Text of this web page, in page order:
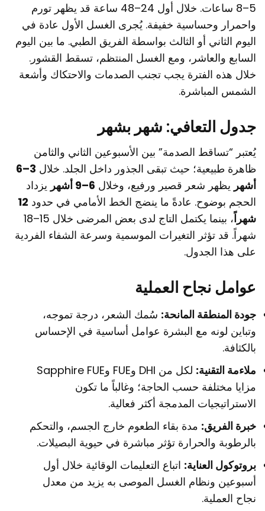
5–8 ساعات. خلال أول 24–48 ساعة قد يظهر تورم
واحمرار وحساسية خفيفة. يُجرى الغسل الأول عادة في
اليوم الثاني أو الثالث بواسطة الفريق الطبي. ما بين اليوم
السابع والعاشر، ومع الغسل المنتظم، تسقط القشور.
خلال هذه الفترة يجب تجنب الصدمات والاحتكاك وأشعة
الشمس المباشرة.
جدول التعافي: شهر بشهر
يُعتبر “تساقط الصدمة” بين الأسبوعين الثاني والثامن
ظاهرة طبيعية؛ حيث تبقى الجذور داخل الجلد. خلال
3–6
أشهر يظهر شعر قصير ورفيع، وخلال 6–9 أشهر
يزداد
الحجم بوضوح. عادةً ما ينضج الخط الأمامي في حدود 12
شهراً
، بينما يكتمل التاج لدى بعض المرضى خلال 15–18
شهراً. قد تؤثر التغيرات الموسمية وسرعة الشفاء الفردية
على هذا الجدول.
عوامل نجاح العملية
جودة المنطقة المانحة: سُمك الشعر، درجة تموجه،
وتباين لونه مع البشرة عوامل أساسية في الإحساس
بالكثافة.
ملاءمة التقنية:
لكل من DHI وFUE وSapphire FUE
مزايا مختلفة حسب الحاجة؛ وغالباً ما تكون
الاستراتيجيات المدمجة أكثر فعالية.
خبرة الفريق: مدة بقاء الطعوم خارج الجسم، والتحكم
بالرطوبة والحرارة تؤثر مباشرة في حيوية البصيلات.
بروتوكول العناية: اتباع التعليمات الوقائية خلال أول
أسبوعين ونظام الغسل الموصى به يزيد من معدل
نجاح العملية.